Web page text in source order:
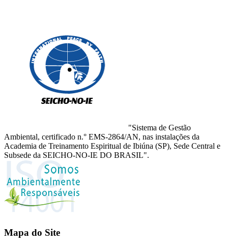
"Sistema de Gestão
Ambiental, certificado n.° EMS-2864/AN, nas instalações da
Academia de Treinamento Espiritual de Ibiúna (SP), Sede Central e
Subsede da SEICHO-NO-IE DO BRASIL".
Mapa do Site